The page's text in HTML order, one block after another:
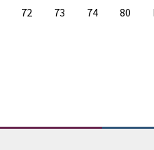
72
73 74 80